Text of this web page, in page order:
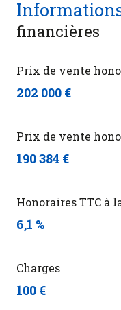
financières
Prix de vente
202 000 €
Prix de vente
190 384 €
Honoraires TTC à
6,1 %
Charges
100 €